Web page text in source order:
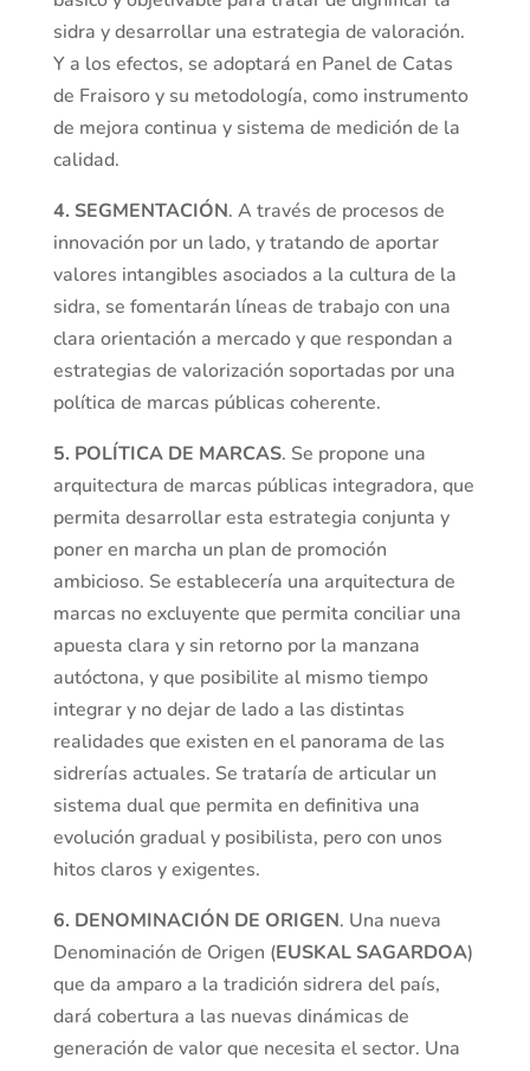
sidra y desarrollar una estrategia de valoración.
Y a los efectos, se adoptará en Panel de Catas
de Fraisoro y su metodología, como instrumento
de mejora continua y sistema de medición de la
calidad.
4. SEGMENTACIÓN. A través de procesos de
innovación por un lado, y tratando de aportar
valores intangibles asociados a la cultura de la
sidra, se fomentarán líneas de trabajo con una
clara orientación a mercado y que respondan a
estrategias de valorización soportadas por una
política de marcas públicas coherente.
5. POLÍTICA DE MARCAS. Se propone una
arquitectura de marcas públicas integradora, que
permita desarrollar esta estrategia conjunta y
poner en marcha un plan de promoción
ambicioso. Se establecería una arquitectura de
marcas no excluyente que permita conciliar una
apuesta clara y sin retorno por la manzana
autóctona, y que posibilite al mismo tiempo
integrar y no dejar de lado a las distintas
realidades que existen en el panorama de las
sidrerías actuales. Se trataría de articular un
sistema dual que permita en definitiva una
evolución gradual y posibilista, pero con unos
hitos claros y exigentes.
6. DENOMINACIÓN DE ORIGEN. Una nueva
Denominación de Origen (EUSKAL SAGARDOA)
que da amparo a la tradición sidrera del país,
dará cobertura a las nuevas dinámicas de
generación de valor que necesita el sector. Una